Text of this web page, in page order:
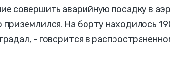
совершить аварийную посадку в
приземлился. На борту находилось
- говорится в